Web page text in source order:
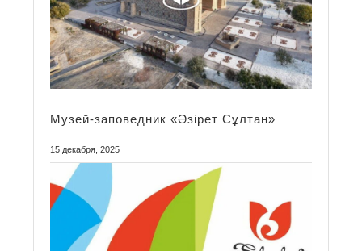
Mузей-заповедник «Әзірет Сұлтан»
15 декабря, 2025